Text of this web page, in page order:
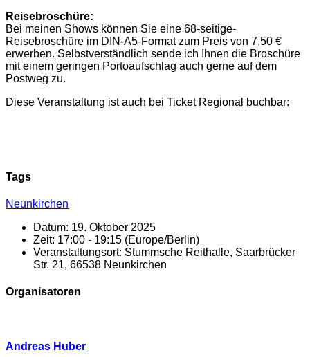
Reisebroschüre:
Bei meinen Shows können Sie eine 68-seitige-
Reisebroschüre im DIN-A5-Format zum Preis von 7,50 €
erwerben. Selbstverständlich sende ich Ihnen die Broschüre
mit einem geringen Portoaufschlag auch gerne auf dem
Postweg zu.
Diese Veranstaltung ist auch bei Ticket Regional buchbar:
Tags
Neunkirchen
Datum: 19. Oktober 2025
Zeit: 17:00 - 19:15 (Europe/Berlin)
Veranstaltungsort: Stummsche Reithalle, Saarbrücker
Str. 21, 66538 Neunkirchen
Organisatoren
Andreas Huber